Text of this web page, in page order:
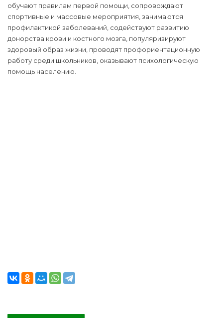
обучают правилам первой помощи, сопровождают
спортивные и массовые мероприятия, занимаются
профилактикой заболеваний, содействуют развитию
донорства крови и костного мозга, популяризируют
здоровый образ жизни, проводят профориентационную
работу среди школьников, оказывают психологическую
помощь населению.